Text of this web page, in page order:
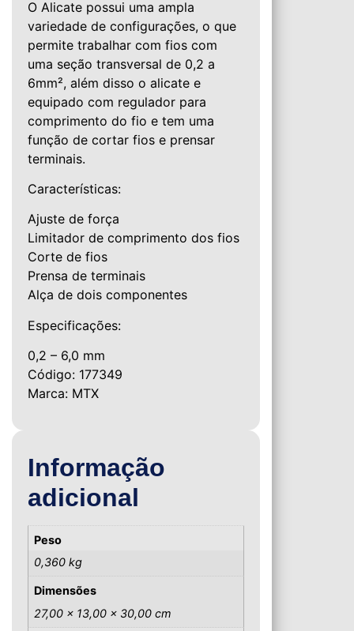
O Alicate possui uma ampla
variedade de configurações, o que
permite trabalhar com fios com
uma seção transversal de 0,2 a
6mm², além disso o alicate e
equipado com regulador para
comprimento do fio e tem uma
função de cortar fios e prensar
terminais.
Características:
Ajuste de força
Limitador de comprimento dos fios
Corte de fios
Prensa de terminais
Alça de dois componentes
Especificações:
0,2 – 6,0 mm
Código: 177349
Marca: MTX
Informação
adicional
Peso
0,360 kg
Dimensões
27,00 × 13,00 × 30,00 cm